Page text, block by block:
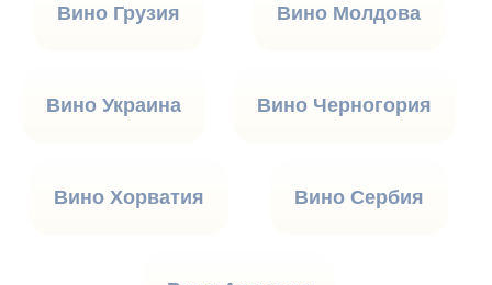
Вино Грузия Вино Молдова
Вино Украина Вино Черногория
Вино Хорватия Вино Сербия